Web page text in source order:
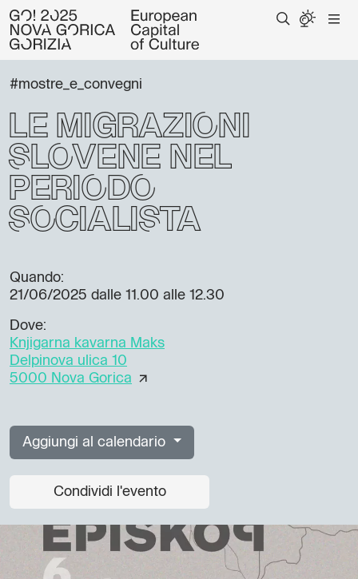
#mostre_e_convegni
Le migrazioni
slovene nel
periodo
socialista
Quando:
21/06/2025 dalle 11.00 alle 12.30
Dove:
Knjigarna kavarna Maks
Delpinova ulica 10
5000 Nova Gorica
Aggiungi al calendario
Condividi l'evento